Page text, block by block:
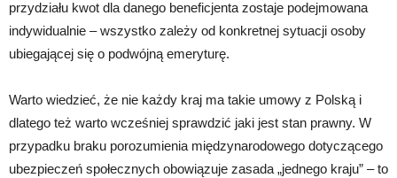
przydziału kwot dla danego beneficjenta zostaje podejmowana
indywidualnie – wszystko zależy od konkretnej sytuacji osoby
ubiegającej się o podwójną emeryturę.
Warto wiedzieć, że nie każdy kraj ma takie umowy z Polską i
dlatego też warto wcześniej sprawdzić jaki jest stan prawny. W
przypadku braku porozumienia międzynarodowego dotyczącego
ubezpieczeń społecznych obowiązuje zasada „jednego kraju” – to